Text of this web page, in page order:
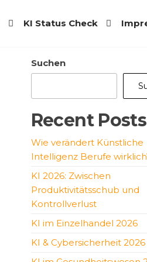
KI Status Check
Suchen
Recent Posts
Wie verändert Künstliche
Intelligenz Berufe
KI 2026: Zwischen
Produktivitätsschub und
Kontrollverlust
KI im Einzelhandel 2026
KI & Cybersicherheit 2026